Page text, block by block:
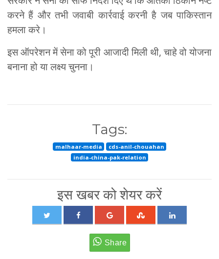
करने हैं और तभी जवाबी कार्रवाई करनी है जब पाकिस्तान
हमला करे।
इस ऑपरेशन में सेना को पूरी आजादी मिली थी, चाहे वो योजना
बनाना हो या लक्ष्य चुनना।
Tags:
malhaar-media
cds-anil-chouahan
india-china-pak-relation
इस खबर को शेयर करें